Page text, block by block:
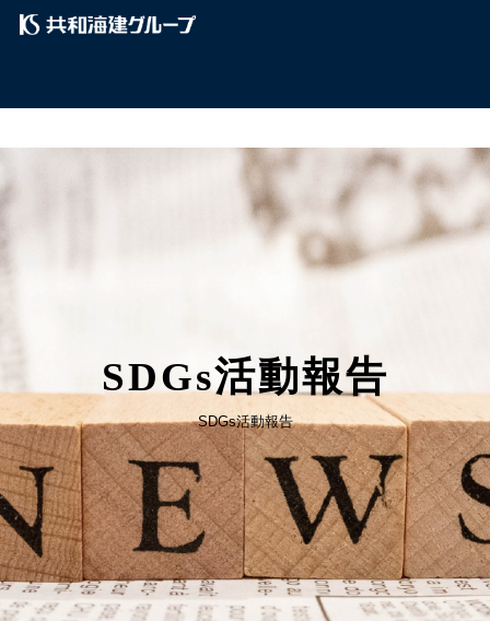
SDGs活動報告
SDGs活動報告